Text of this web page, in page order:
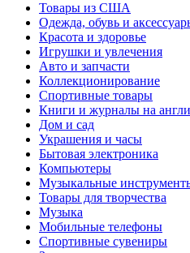
Товары из США
Одежда, обувь и
Красота и здоровье
Игрушки и увлечения
Авто и запчасти
Коллекционирование
Спортивные товары
Книги и журналы на
Дом и сад
Украшения и часы
Бытовая электроника
Компьютеры
Музыкальные
Товары для творчества
Музыка
Мобильные телефоны
Спортивные сувениры